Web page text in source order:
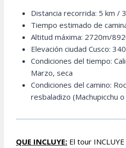
Distancia recorrida: 5 km /
Tiempo estimado de
Altitud máxima: 2720m/
Elevación ciudad Cusco:
Condiciones del tiempo:
Marzo, seca
Condiciones del camino:
resbaladizo (Machupicchu
QUE INCLUYE: El tour